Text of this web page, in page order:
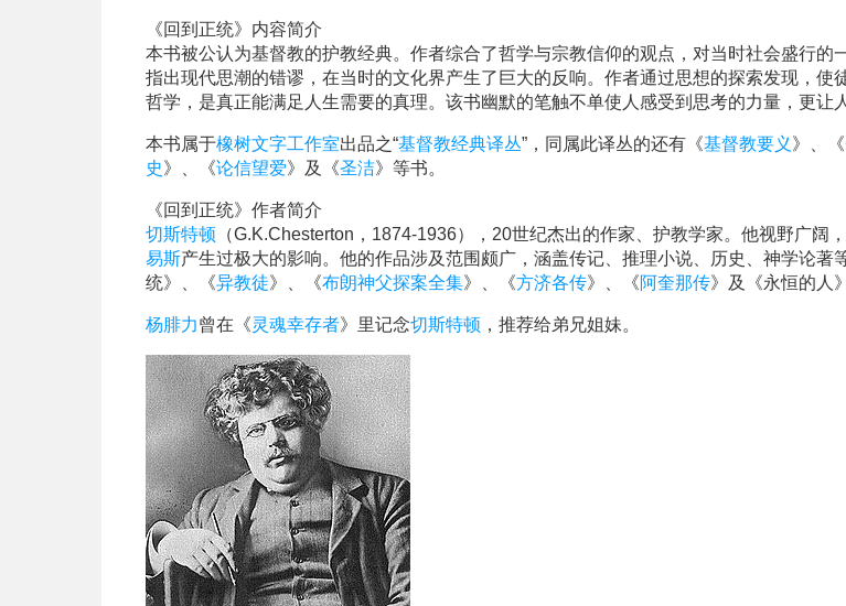
《回到正统》内容简介
本书被公认为基督教的护教经典。作者综合了哲学与宗教信仰的观点，对当时社会盛行的
指出现代思潮的错谬，在当时的文化界产生了巨大的反响。作者通过思想的探索发现，使
哲学，是真正能满足人生需要的真理。该书幽默的笔触不单使人感受到思考的力量，更让
本书属于橡树文字工作室出品之“基督教经典译丛”，同属此译丛的还有《基督教要义 》、《
史》、《论信望爱》及《圣洁》等书。
《回到正统》作者简介
切斯特顿 （G.K.Chesterton，1874-1936），20世纪杰出的作家、护教学家。他视野广阔
易斯产生过极大的影响。他的作品涉及范围颇广，涵盖传记、推理小说、历史、神学论著
统》、《异教徒》、《布朗神父探案全集》、《方济各传》、《阿奎那传》及《永恒的人
杨腓力曾在《灵魂幸存者》里记念切斯特顿 ，推荐给弟兄姐妹。